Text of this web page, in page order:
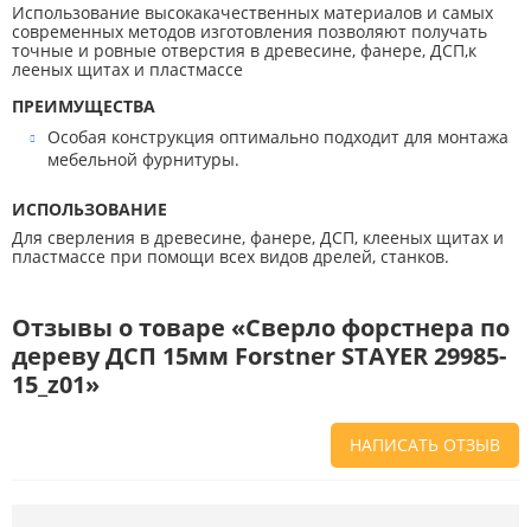
Использование высокакачественных материалов и самых
современных методов изготовления позволяют получать
точные и ровные отверстия в древесине, фанере, ДСП,к
лееных щитах и пластмассе
ПРЕИМУЩЕСТВА
Особая конструкция оптимально подходит для монтажа
мебельной фурнитуры.
ИСПОЛЬЗОВАНИЕ
Для сверления в древесине, фанере, ДСП, клееных щитах и
пластмассе при помощи всех видов дрелей, станков.
Отзывы о товаре «Cверло форстнера по
дереву ДСП 15мм Forstner STAYER 29985-
15_z01»
НАПИСАТЬ ОТЗЫВ